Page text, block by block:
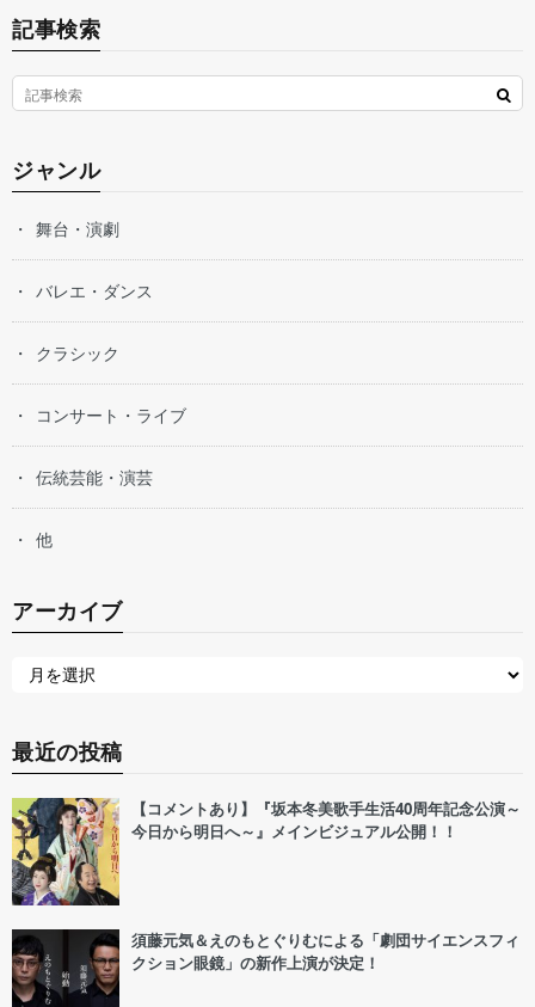
記事検索
ジャンル
舞台・演劇
バレエ・ダンス
クラシック
コンサート・ライブ
伝統芸能・演芸
他
アーカイブ
最近の投稿
【コメントあり】『坂本冬美歌手生活40周年記念公演～
今日から明日へ～』メインビジュアル公開！！
須藤元気＆えのもとぐりむによる「劇団サイエンスフィ
クション眼鏡」の新作上演が決定！